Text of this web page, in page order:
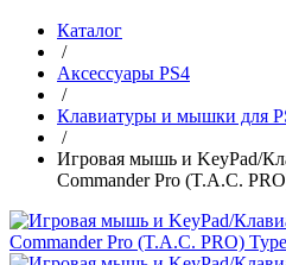
Каталог
/
Аксессуары PS4
/
Клавиатуры и мышки для
/
Игровая мышь и KeyPad/
Commander Pro (T.A.C.